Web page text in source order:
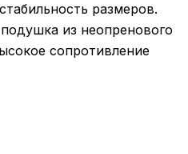
размеров.
из неопренового
сопротивление